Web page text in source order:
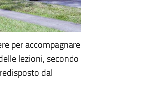
per accompagnare
lezioni, secondo
dal